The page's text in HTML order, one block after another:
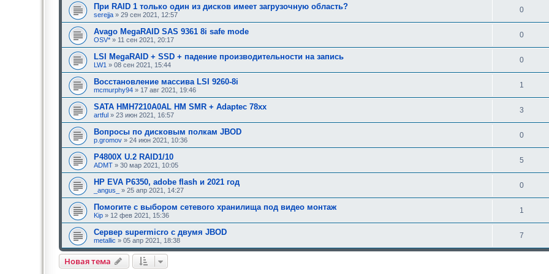
При RAID 1 только один из дисков имеет загрузочную область?
serejja » 29 сен 2021, 12:57
0
Avago MegaRAID SAS 9361 8i safe mode
OSV* » 11 сен 2021, 20:17
0
LSI MegaRAID + SSD + падение производительности на запись
LW1 » 08 сен 2021, 15:44
0
Восстановление массива LSI 9260-8i
mcmurphy94 » 17 авг 2021, 19:46
1
SATA HMH7210A0AL HM SMR + Adaptec 78xx
artful » 23 июн 2021, 16:57
3
Вопросы по дисковым полкам JBOD
p.gromov » 24 июн 2021, 10:36
0
P4800X U.2 RAID1/10
ADMT » 30 мар 2021, 10:05
5
HP EVA P6350, adobe flash и 2021 год
_angus_ » 25 апр 2021, 14:27
0
Помогите с выбором сетевого хранилища под видео монтаж
Kip » 12 фев 2021, 15:36
1
Сервер supermicro с двумя JBOD
metallic » 05 апр 2021, 18:38
7
Новая тема